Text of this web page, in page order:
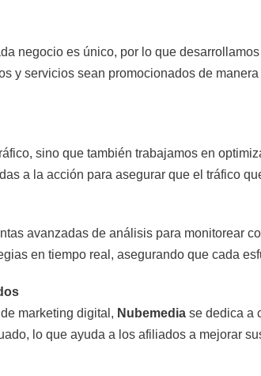
negocio es único, por lo que
y servicios sean promocionados de
sino que también trabajamos en
a la acción para asegurar que el tráfico
avanzadas de análisis para monitorear
en tiempo real, asegurando que cada
marketing digital, Nubemedia se dedica a
lo que ayuda a los afiliados a mejorar